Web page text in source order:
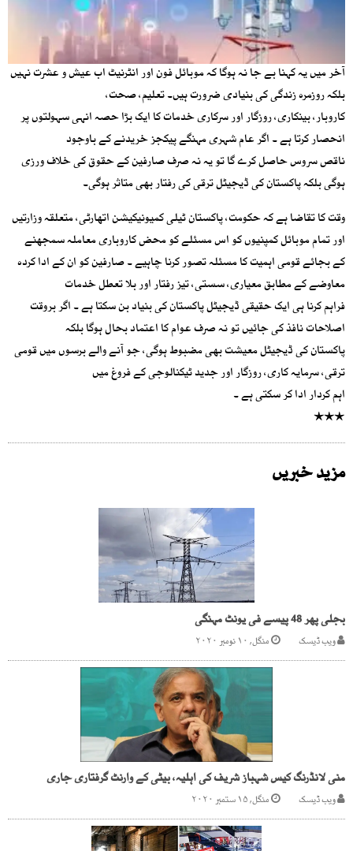
آخر میں یہ کہنا بے جا نہ ہوگا کہ موبائل فون اور انٹرنیٹ اب عیش و عشرت نہیں
بلکہ روزمرہ زندگی کی بنیادی ضرورت ہیں۔ تعلیم، صحت،
کاروبار، بینکاری، روزگار اور سرکاری خدمات کا ایک بڑا حصہ انہی سہولتوں پر
انحصار کرتا ہے ۔ اگر عام شہری مہنگے پیکجز خریدنے کے باوجود
ناقص سروس حاصل کرے گا تو یہ نہ صرف صارفین کے حقوق کی خلاف ورزی
ہوگی بلکہ پاکستان کی ڈیجیٹل ترقی کی رفتار بھی متاثر ہوگی۔
وقت کا تقاضا ہے کہ حکومت، پاکستان ٹیلی کمیونیکیشن اتھارٹی، متعلقہ وزارتیں
اور تمام موبائل کمپنیوں کو اس مسئلے کو محض کاروباری معاملہ سمجھنے
کے بجائے قومی اہمیت کا مسئلہ تصور کرنا چاہیے ۔ صارفین کو ان کے ادا کردہ
معاوضے کے مطابق معیاری، سستی، تیز رفتار اور بلا تعطل خدمات
فراہم کرنا ہی ایک حقیقی ڈیجیٹل پاکستان کی بنیاد بن سکتا ہے ۔ اگر بروقت
اصلاحات نافذ کی جائیں تو نہ صرف عوام کا اعتماد بحال ہوگا بلکہ
پاکستان کی ڈیجیٹل معیشت بھی مضبوط ہوگی، جو آنے والے برسوں میں قومی
ترقی، سرمایہ کاری، روزگار اور جدید ٹیکنالوجی کے فروغ میں
اہم کردار ادا کر سکتی ہے ۔
٭٭٭
مزید خبریں
بجلی پھر 48 پیسے فی یونٹ مہنگی
ویب ڈیسک منگل, ۱۰ نومبر ۲۰۲۰
منی لانڈرنگ کیس شہباز شریف کی اہلیہ، بیٹی کے وارنٹ گرفتاری جاری
ویب ڈیسک منگل, ۱۵ ستمبر ۲۰۲۰